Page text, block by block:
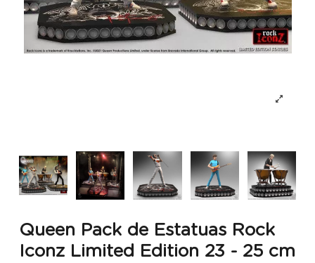
Queen Pack de Estatuas Rock
Iconz Limited Edition 23 - 25 cm